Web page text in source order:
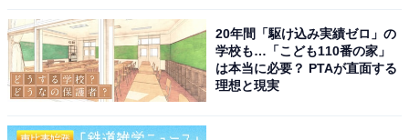
20年間「駆け込み実績ゼロ」の
学校も…「こども110番の家」
は本当に必要？ PTAが直面する
理想と現実